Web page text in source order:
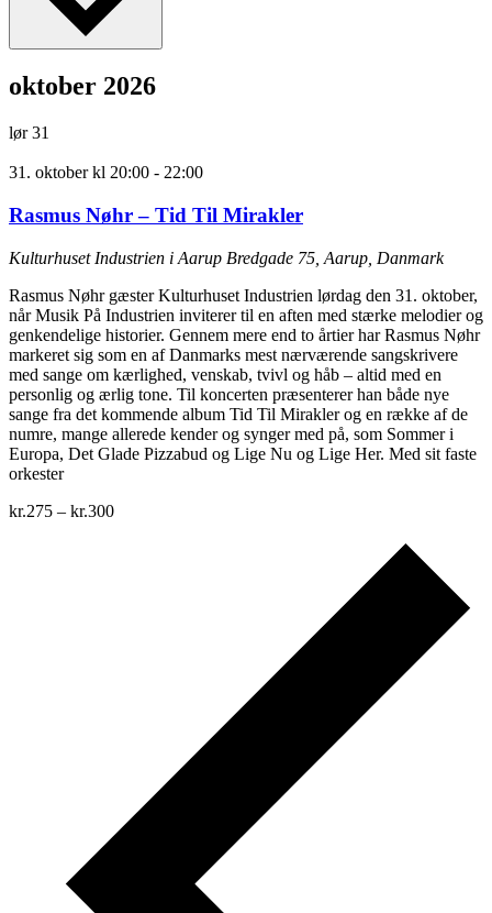
oktober 2026
lør31
31. oktober kl 20:00 - 22:00
Rasmus Nøhr – Tid Til Mirakler
Kulturhuset Industrien i Aarup Bredgade 75, Aarup, Danmark
Rasmus Nøhr gæster Kulturhuset Industrien lørdag den 31. oktober,
når Musik På Industrien inviterer til en aften med stærke melodier og
genkendelige historier. Gennem mere end to årtier har Rasmus Nøhr
markeret sig som en af Danmarks mest nærværende sangskrivere
med sange om kærlighed, venskab, tvivl og håb – altid med en
personlig og ærlig tone. Til koncerten præsenterer han både nye
sange fra det kommende album Tid Til Mirakler og en række af de
numre, mange allerede kender og synger med på, som Sommer i
Europa, Det Glade Pizzabud og Lige Nu og Lige Her. Med sit faste
orkester
kr.275 – kr.300